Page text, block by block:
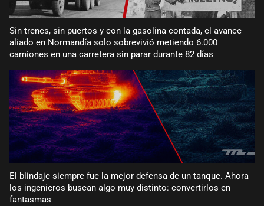
Sin trenes, sin puertos y con la gasolina contada, el avance
aliado en Normandía solo sobrevivió metiendo 6.000
camiones en una carretera sin parar durante 82 días
El blindaje siempre fue la mejor defensa de un tanque. Ahora
los ingenieros buscan algo muy distinto: convertirlos en
fantasmas